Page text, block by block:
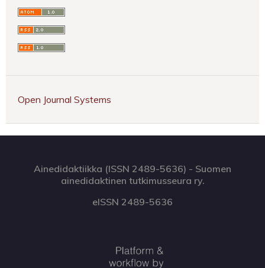
Open Journal Systems
Ainedidaktiikka (ISSN 2489-5636) - Suomen
ainedidaktinen tutkimusseura ry.
eISSN 2489-5636